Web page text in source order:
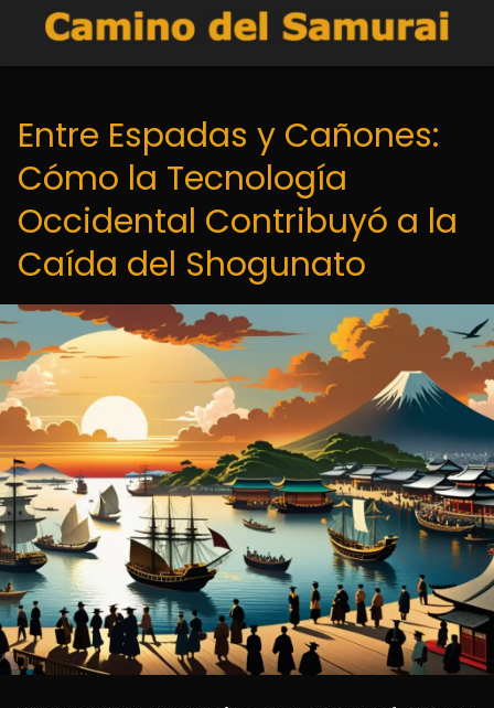
Entre Espadas y Cañones:
Cómo la Tecnología
Occidental Contribuyó a la
Caída del Shogunato